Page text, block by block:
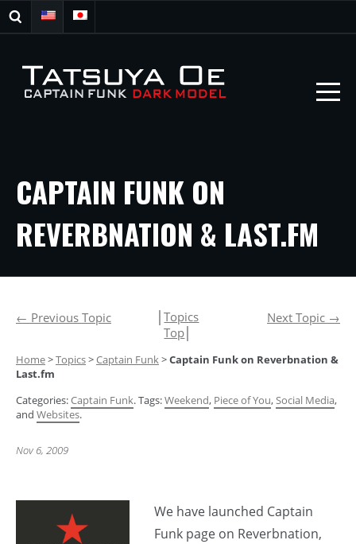
CAPTAIN FUNK ON
REVERBNATION & LAST.FM
← Previous Topic │Topics
Top
Next Topic →
Home>Topics>Captain Funk>Captain Funk on Reverbnation &
Last.fm
Categories:Captain Funk. Tags:Weekend, Piece of You,Social Media,
and Websites.
Nov 6, 2009
We have launched Captain
Funk page on Reverbnation,